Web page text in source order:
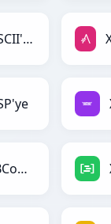
XML'dan ASCII'ye
XML'dan BBCode'ye